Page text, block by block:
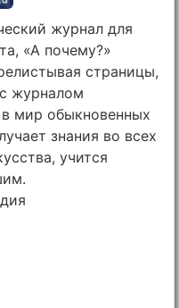
журнал для
«А почему?»
страницы,
журналом
мир обыкновенных
знания во всех
учится